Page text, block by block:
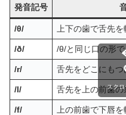
発音記号
/θ/ 上下の歯で舌先
/ð/ /θ/と同じ口の形で
/r/ 舌先をどこにもつ
/l/ 舌先を上の前歯の
/f/ 上の前歯で下唇
スクロ